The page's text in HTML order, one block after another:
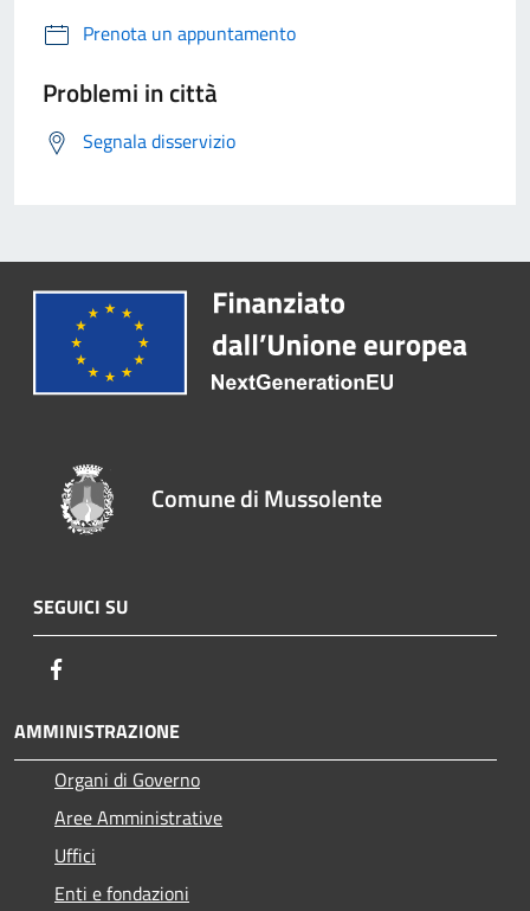
Prenota un appuntamento
Problemi in città
Segnala disservizio
Comune di Mussolente
SEGUICI SU
AMMINISTRAZIONE
Organi di Governo
Aree Amministrative
Uffici
Enti e fondazioni